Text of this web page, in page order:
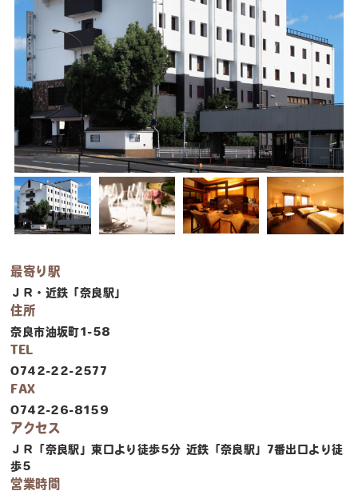
最寄り駅
ＪＲ・近鉄「奈良駅」
住所
奈良市油坂町1-58
TEL
0742-22-2577
FAX
0742-26-8159
アクセス
ＪＲ「奈良駅」東口より徒歩5分 近鉄「奈良駅」7番出口より徒
歩5
営業時間